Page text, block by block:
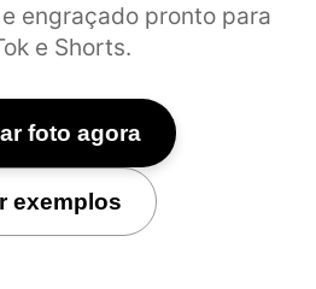
engraçado pronto para
e Shorts.
foto agora
exemplos